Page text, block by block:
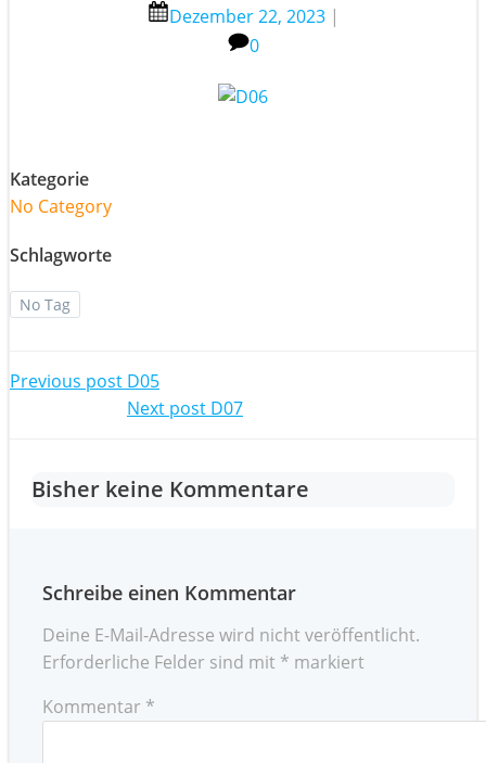
Dezember 22, 2023 |
0
Kategorie
No Category
Schlagworte
No Tag
Post
Previous post D05
navigation
Next post D07
Bisher keine Kommentare
Schreibe einen Kommentar
Deine E-Mail-Adresse wird nicht veröffentlicht.
Erforderliche Felder sind mit * markiert
Kommentar *